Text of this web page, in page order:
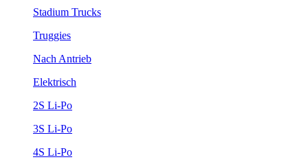
Stadium Trucks
Truggies
Nach Antrieb
Elektrisch
2S Li-Po
3S Li-Po
4S Li-Po